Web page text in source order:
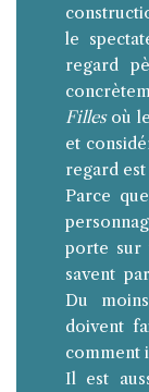
le
regard
Fillesoù
et
regard
Parce
porte sur
savent
Du
doivent
comment
Il est